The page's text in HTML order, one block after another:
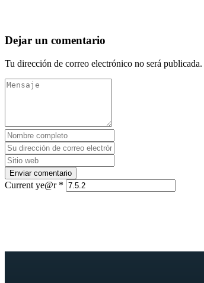
Dejar un comentario
Tu dirección de correo electrónico no será publicada.
Current ye@r *